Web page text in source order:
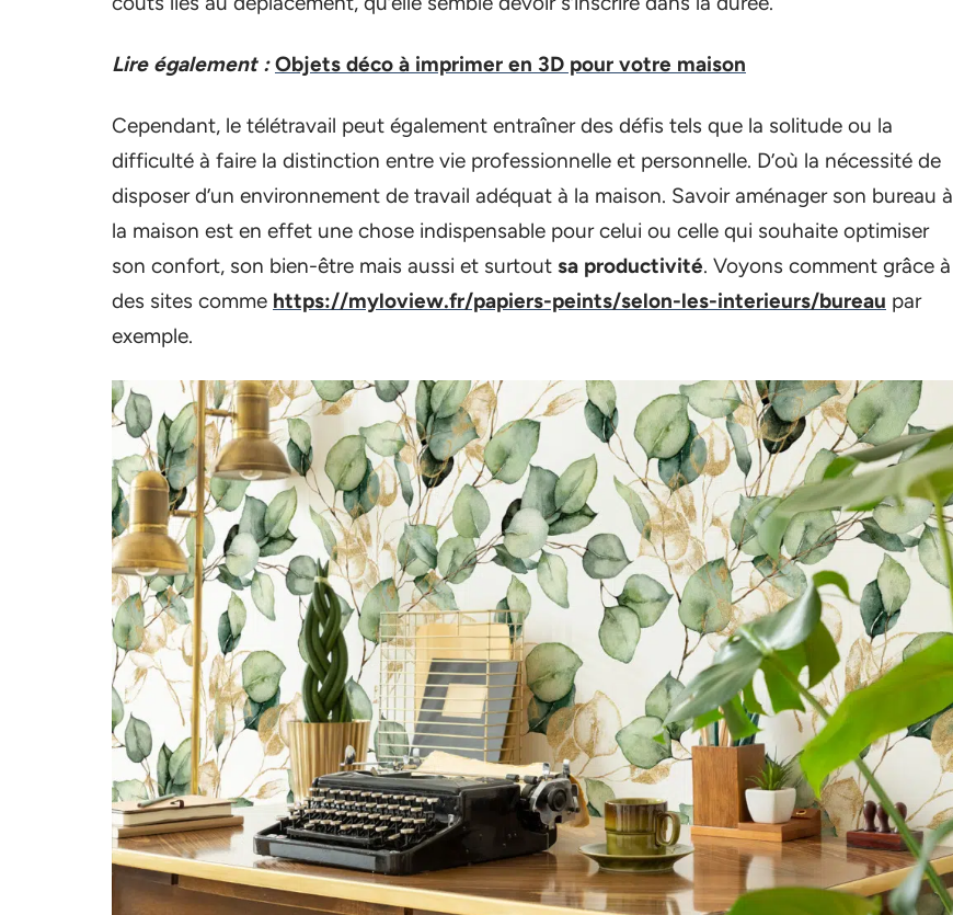
Lire également : Objets déco à imprimer en 3D pour votre maison
Cependant, le télétravail peut également entraîner des défis tels que la solitude ou la
difficulté à faire la distinction entre vie professionnelle et personnelle. D’où la nécessité de
disposer d’un environnement de travail adéquat à la maison. Savoir aménager son bureau à
la maison est en effet une chose indispensable pour celui ou celle qui souhaite optimiser
son confort, son bien-être mais aussi et surtout sa productivité. Voyons comment grâce à
des sites comme https://myloview.fr/papiers-peints/selon-les-interieurs/bureau par
exemple.